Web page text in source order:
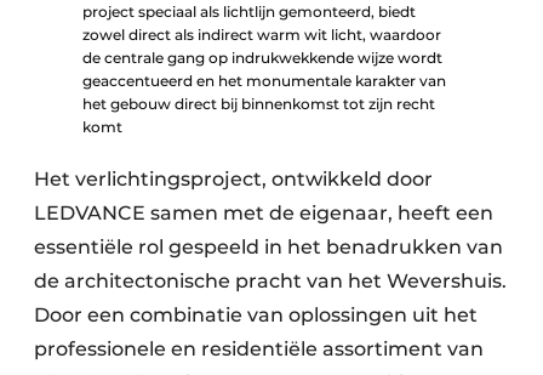
project speciaal als lichtlijn gemonteerd, biedt
zowel direct als indirect warm wit licht, waardoor
de centrale gang op indrukwekkende wijze wordt
geaccentueerd en het monumentale karakter van
het gebouw direct bij binnenkomst tot zijn recht
komt
Het verlichtingsproject, ontwikkeld door
LEDVANCE samen met de eigenaar, heeft een
essentiële rol gespeeld in het benadrukken van
de architectonische pracht van het Wevershuis.
Door een combinatie van oplossingen uit het
professionele en residentiële assortiment van